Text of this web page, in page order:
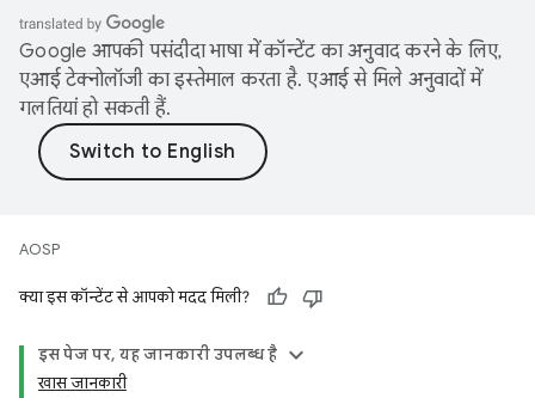
Google आपकी पसंदीदा भाषा में कॉन्टेंट का अनुवाद करने के लिए,
एआई टेक्नोलॉजी का इस्तेमाल करता है. एआई से मिले अनुवादों में
गलतियां हो सकती हैं.
AOSP
क्या इस कॉन्टेंट से आपको मदद मिली?
इस पेज पर, यह जानकारी उपलब्ध है
खास जानकारी